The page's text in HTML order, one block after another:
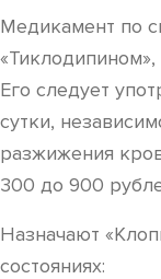
Медикамент по
Его следует
сутки,
разжижения
300 до 900
Назначают
состояниях: